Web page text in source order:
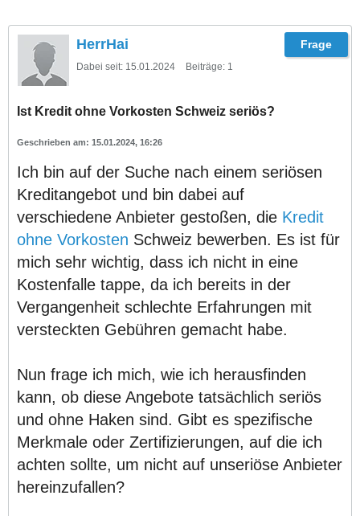
HerrHai
Dabei seit: 15.01.2024 Beiträge: 1
Ist Kredit ohne Vorkosten Schweiz seriös?
15.01.2024, 16:26
Ich bin auf der Suche nach einem seriösen
Kreditangebot und bin dabei auf
verschiedene Anbieter gestoßen, die Kredit
ohne Vorkosten Schweiz bewerben. Es ist für
mich sehr wichtig, dass ich nicht in eine
Kostenfalle tappe, da ich bereits in der
Vergangenheit schlechte Erfahrungen mit
versteckten Gebühren gemacht habe.
Nun frage ich mich, wie ich herausfinden
kann, ob diese Angebote tatsächlich seriös
und ohne Haken sind. Gibt es spezifische
Merkmale oder Zertifizierungen, auf die ich
achten sollte, um nicht auf unseriöse Anbieter
hereinzufallen?